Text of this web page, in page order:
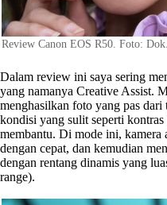
Review Canon EOS R50. Foto:
Dalam review ini saya sering
yang namanya Creative Assist.
menghasilkan foto yang pas
kondisi yang sulit seperti
membantu. Di mode ini, kamera
dengan cepat, dan kemudian
dengan rentang dinamis yang
range).